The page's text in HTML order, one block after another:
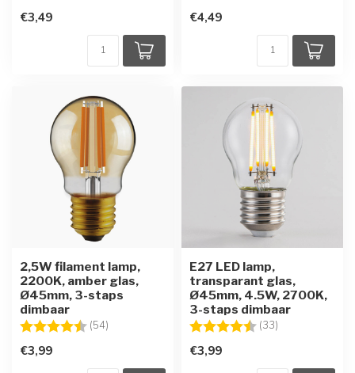
€3,49 €4,49
2,5W filament lamp,
2200K, amber glas,
Ø45mm, 3-staps
dimbaar
Beoordeling: (54)
€3,99
E27 LED lamp,
transparant glas,
Ø45mm, 4.5W, 2700K,
3-staps dimbaar
Beoordeling: (33)
€3,99